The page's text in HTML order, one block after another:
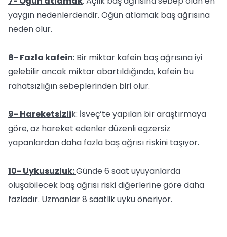
yaygın nedenlerdendir. Öğün atlamak baş ağrısına
neden olur.
8- Fazla kafein: Bir miktar kafein baş ağrısına iyi
gelebilir ancak miktar abartıldığında, kafein bu
rahatsızlığın sebeplerinden biri olur.
9- Hareketsizlik: İsveç’te yapılan bir araştırmaya
göre, az hareket edenler düzenli egzersiz
yapanlardan daha fazla baş ağrısı riskini taşıyor.
10- Uykusuzluk:Günde 6 saat uyuyanlarda
oluşabilecek baş ağrısı riski diğerlerine göre daha
fazladır. Uzmanlar 8 saatlik uyku öneriyor.